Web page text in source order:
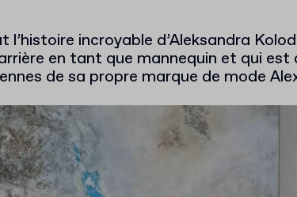
incroyable d’Aleksandra
en tant que mannequin et qui est
de sa propre marque de mode